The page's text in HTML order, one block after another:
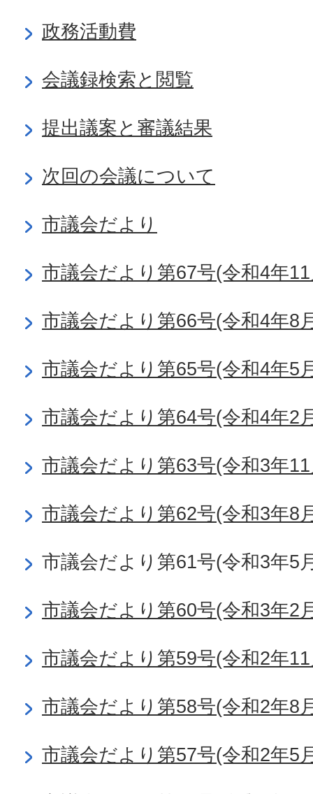
政務活動費
会議録検索と閲覧
提出議案と審議結果
次回の会議について
市議会だより
市議会だより第67号(令和4年
市議会だより第66号(令和4年8
市議会だより第65号(令和4年5
市議会だより第64号(令和4年2
市議会だより第63号(令和3年
市議会だより第62号(令和3年8
市議会だより第61号(令和3年5
市議会だより第60号(令和3年2
市議会だより第59号(令和2年
市議会だより第58号(令和2年8
市議会だより第57号(令和2年5